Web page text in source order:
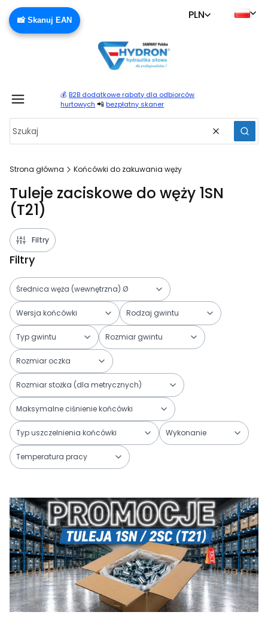
📸 Skanuj EAN PLN
💰 B2B dodatkowe rabaty dla odbiorców
hurtowych 📲 bezpłatny skaner
Wyczyść
Strona główna Końcówki do zakuwania węży
Tuleje zaciskowe do węży 1SN
(T21)
Filtry
Filtry
Średnica węża (wewnętrzna) Ø
Wersja końcówki Rodzaj gwintu
Typ gwintu Rozmiar gwintu
Rozmiar oczka
Rozmiar stożka (dla metrycznych)
Maksymalne ciśnienie końcówki
Typ uszczelnienia końcówki Wykonanie
Temperatura pracy